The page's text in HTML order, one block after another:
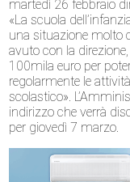
martedì 26 febbraio
«La scuola
una situazione molto
avuto con la
100mila euro per
regolarmente le
scolastico».
indirizzo che verrà
per giovedì 7 marzo.